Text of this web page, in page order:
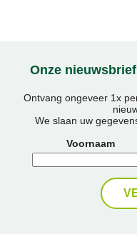
Onze
Ontvang ongeveer 1x
We slaan uw
Voornaam